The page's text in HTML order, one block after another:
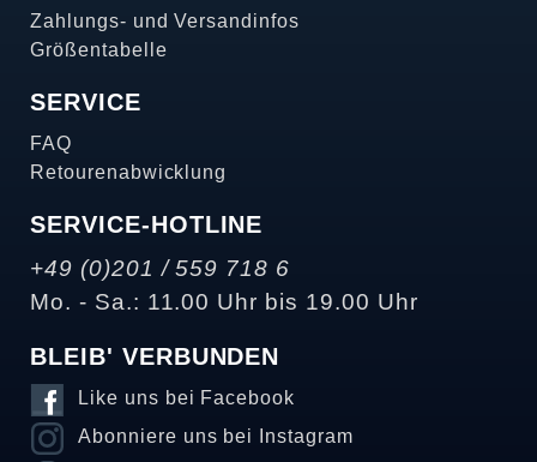
Zahlungs- und Versandinfos
Größentabelle
SERVICE
FAQ
Retourenabwicklung
SERVICE-HOTLINE
+49 (0)201 / 559 718 6
Mo. - Sa.: 11.00 Uhr bis 19.00 Uhr
BLEIB' VERBUNDEN
Like uns bei Facebook
Abonniere uns bei Instagram